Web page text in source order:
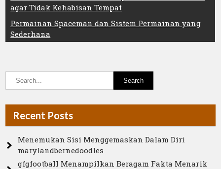
navigation
agar Tidak Kehabisan Tempat
Permainan Spaceman dan Sistem Permainan yang
Sederhana
Recent Posts
Menemukan Sisi Menggemaskan Dalam Diri
marylandbernedoodles
gfgfootball Menampilkan Beragam Fakta Menarik